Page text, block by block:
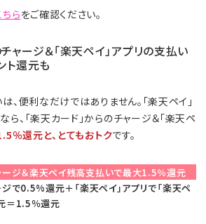
ちらをご確認ください。
ャージ＆「楽天ペイ」アプリの支払い
ト還元も
、便利なだけではありません。「楽天ペイ」
、「楽天カード」からのチャージ＆「楽天ペ
％還元と、とてもおトクです。
ージ＆楽天ペイ残高支払いで最大1.5％還元
ジで0.5%還元＋「楽天ペイ」アプリで「楽天ペ
＝1.5％還元